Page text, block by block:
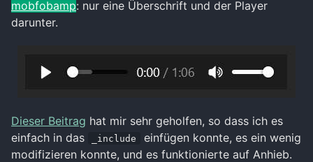
mobfobamp: nur eine Überschrift und der Player
darunter.
Dieser Beitrag hat mir sehr geholfen, so dass ich es
einfach in das
_include
einfügen konnte, es ein wenig
modifizieren konnte, und es funktionierte auf Anhieb.